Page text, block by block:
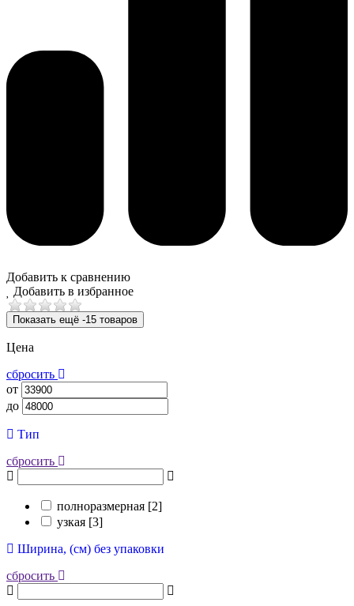
Добавить к сравнению
Добавить в избранное
Показать ещё -15 товаров
Цена
сбросить
от
до
Тип
сбросить
полноразмерная [2]
узкая [3]
Ширина, (см) без упаковки
сбросить